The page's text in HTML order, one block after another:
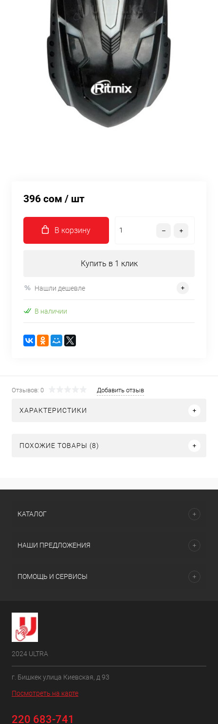
396 сом / шт
В корзину
Купить в 1 клик
Нашли дешевле
В наличии
Отзывов: 0 Добавить отзыв
ХАРАКТЕРИСТИКИ
ПОХОЖИЕ ТОВАРЫ (8)
КАТАЛОГ
НАШИ ПРЕДЛОЖЕНИЯ
ПОМОЩЬ И СЕРВИСЫ
2024 ULTRA
г. Бишкек улица Киевская, д 93
Посмотреть на карте
220 683-741